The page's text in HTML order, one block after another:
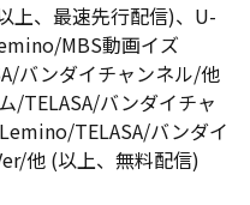
上、最速先行配信)、U-
MBS動画イズ
バンダイチャンネル/他
/TELASA/バンダイチャ
TELASA/バンダイ
他 (以上、無料配信)